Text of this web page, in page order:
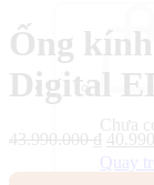
Chưa
Quay
Ống
Digital
43.990.000₫ Giá
gốc